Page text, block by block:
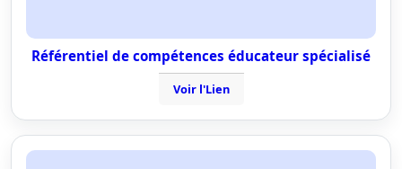
Référentiel de compétences éducateur spécialisé
Voir l'Lien